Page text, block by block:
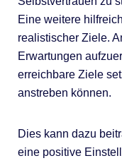
Eine weitere
realistischer Ziele.
Erwartungen
erreichbare Ziele
anstreben können.
Dies kann dazu
eine positive